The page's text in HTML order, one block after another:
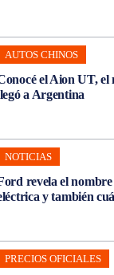
AUTOS CHINOS
el Aion UT, el
a Argentina
NOTICIAS
revela el
y también
PRECIOS OFICIALES